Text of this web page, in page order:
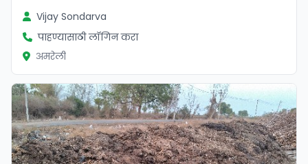
Vijay Sondarva
पाहण्यासाठी लॉगिन करा
अमरेली